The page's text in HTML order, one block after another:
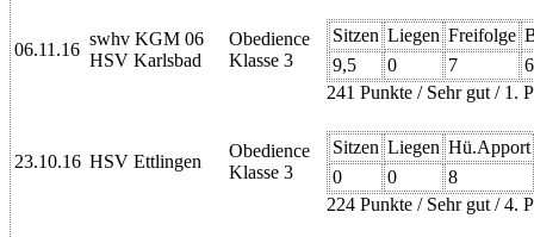
06.11.16
swhv KGM 06
HSV Karlsbad
Obedience
Klasse 3
Sitzen Liegen Freifolge
9,5
0 7
6
241 Punkte / Sehr gut / 1.
23.10.16 HSV Ettlingen
Obedience
Klasse 3
Sitzen Liegen Hü.Apport
0
0
8
224 Punkte / Sehr gut / 4.